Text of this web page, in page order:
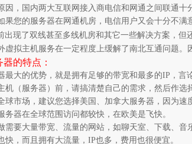
因，国内两大互联网接入商电信和网通之间联通
果您的服务器在网通机房，电信用户又会十分不
出现了双线甚至多线机房和其它一些解决方案，但
虚拟主机服务在一定程度上缓解了南北互通问题。
的特点：
最大的优势，就是拥有足够的带宽和最多的IP ，言
机（服务器）前，请搞清楚自己的需求，然后作选
球市场，建议您选择美国、加拿大服务器，因为速
务器在全球范围访问都较快，在欧美是飞快。
需要大量带宽、流量的网站，如聊天室、下载、音
快，而且拥有大流量， IP也多，费用也很便宜。